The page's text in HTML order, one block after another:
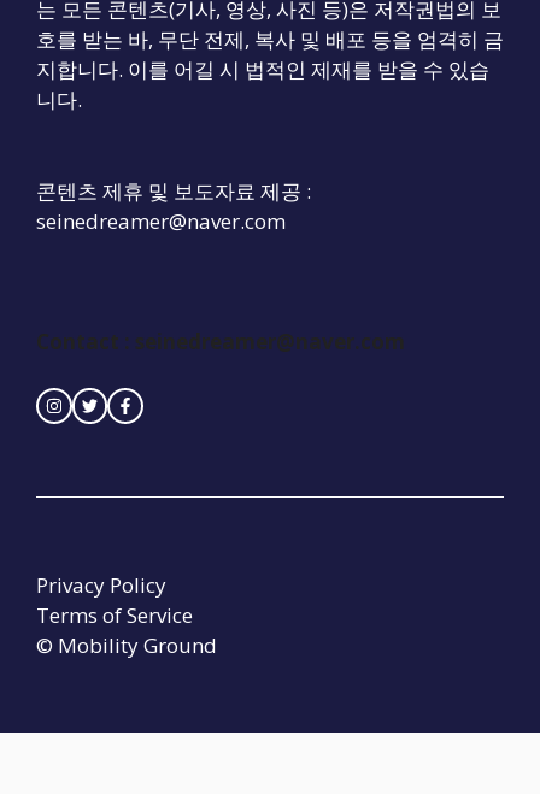
는 모든 콘텐츠(기사, 영상, 사진 등)은 저작권법의 보
호를 받는 바, 무단 전제, 복사 및 배포 등을 엄격히 금
지합니다. 이를 어길 시 법적인 제재를 받을 수 있습
니다.
콘텐츠 제휴 및 보도자료 제공 :
seinedreamer@naver.com
Contact : seinedreamer@naver.com
© Mobility Ground
Privacy Policy
Terms of Service